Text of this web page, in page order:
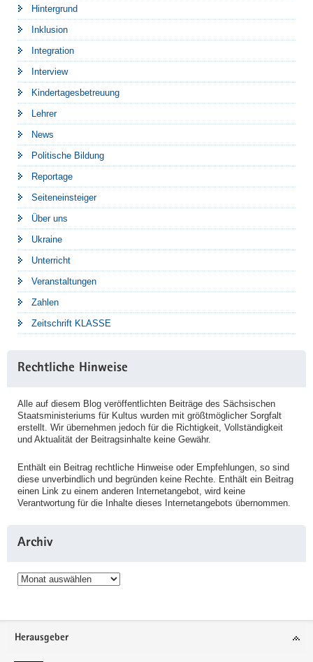
Hintergrund
Inklusion
Integration
Interview
Kindertagesbetreuung
Lehrer
News
Politische Bildung
Reportage
Seiteneinsteiger
Über uns
Ukraine
Unterricht
Veranstaltungen
Zahlen
Zeitschrift KLASSE
Rechtliche Hinweise
Alle auf diesem Blog veröffentlichten Beiträge des Sächsischen
Staatsministeriums für Kultus wurden mit größtmöglicher Sorgfalt
erstellt. Wir übernehmen jedoch für die Richtigkeit, Vollständigkeit
und Aktualität der Beitragsinhalte keine Gewähr.
Enthält ein Beitrag rechtliche Hinweise oder Empfehlungen, so sind
diese unverbindlich und begründen keine Rechte. Enthält ein Beitrag
einen Link zu einem anderen Internetangebot, wird keine
Verantwortung für die Inhalte dieses Internetangebots übernommen.
Archiv
Archiv
Service
Herausgeber